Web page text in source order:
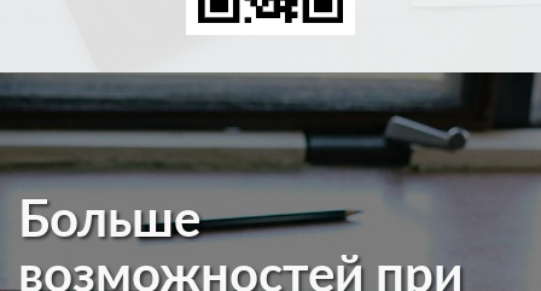
Больше
возможностей при